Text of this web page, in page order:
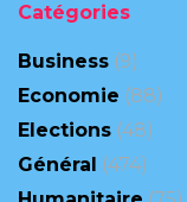
Catégories
Business (9)
Economie (88)
Elections (48)
Général (474)